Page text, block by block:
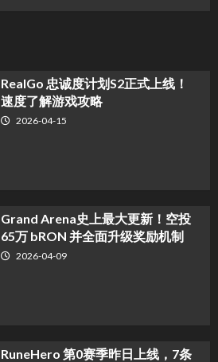
​RealGo 忠诚度计划S2正式上线！
速度了解游戏攻略
2026-04-15
Grand Arena史上最大更新！空投
65万 bRON 并全面升级奖励机制
2026-04-09
RuneHero 第0赛季昨日上线，7条